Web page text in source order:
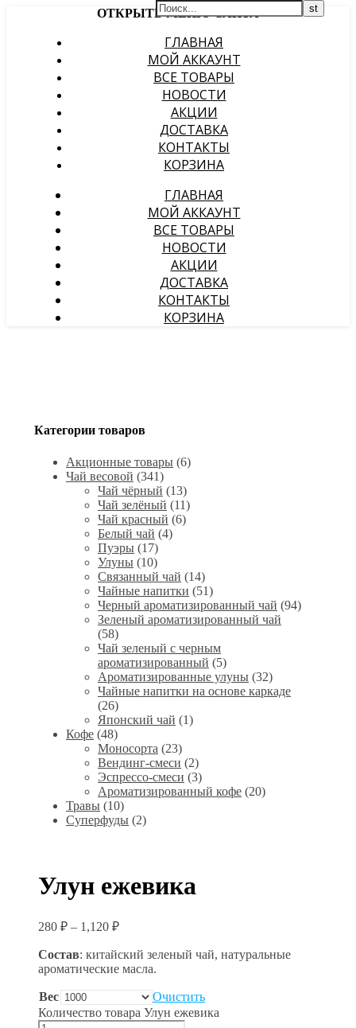
ОТКРЫТЬ МЕНЮ САЙТА
ГЛАВНАЯ
МОЙ АККАУНТ
ВСЕ ТОВАРЫ
НОВОСТИ
АКЦИИ
ДОСТАВКА
КОНТАКТЫ
КОРЗИНА
ГЛАВНАЯ
МОЙ АККАУНТ
ВСЕ ТОВАРЫ
НОВОСТИ
АКЦИИ
ДОСТАВКА
КОНТАКТЫ
КОРЗИНА
Категории товаров
Акционные товары (6)
Чай весовой (341)
Чай чёрный (13)
Чай зелёный (11)
Чай красный (6)
Белый чай (4)
Пуэры (17)
Улуны (10)
Связанный чай (14)
Чайные напитки (51)
Черный ароматизированный чай (94)
Зеленый ароматизированный чай
(58)
Чай зеленый с черным
ароматизированный (5)
Ароматизированные улуны (32)
Чайные напитки на основе каркаде
(26)
Японский чай (1)
Кофе (48)
Моносорта (23)
Вендинг-смеси (2)
Эспрессо-смеси (3)
Ароматизированный кофе (20)
Травы (10)
Суперфуды (2)
Улун ежевика
280 ₽ – 1,120 ₽
Состав: китайский зеленый чай, натуральные
ароматические масла.
Вес
Очистить
Количество товара Улун ежевика